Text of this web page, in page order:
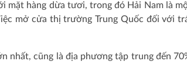
mặt hàng dừa tươi, trong đó Hải Nam là
mở cửa thị trường Trung Quốc đối với
nhất, cũng là địa phương tập trung đến